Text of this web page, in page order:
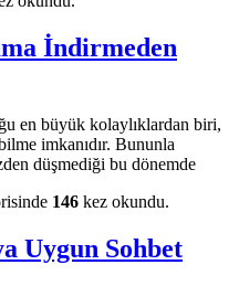
İndirmeden
en büyük kolaylıklardan biri,
imkanıdır. Bununla
düşmediği bu dönemde
146 kez okundu.
Uygun Sohbet